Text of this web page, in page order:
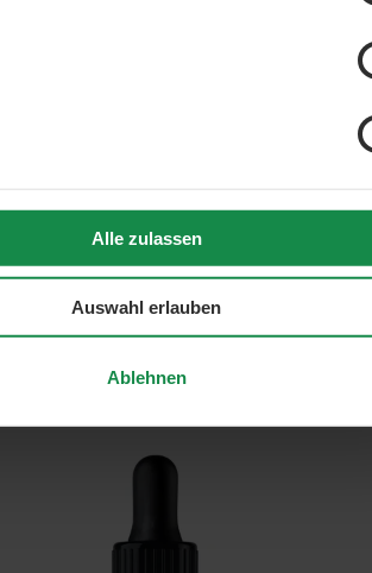
Alle zulassen
Auswahl erlauben
Ablehnen
von 4.5 von 5 Sternen
Silizium